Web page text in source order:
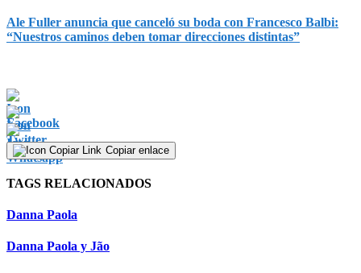
Ale Fuller anuncia que canceló su boda con Francesco Balbi:
“Nuestros caminos deben tomar direcciones distintas”
Copiar enlace
TAGS RELACIONADOS
Danna Paola
Danna Paola y Jão